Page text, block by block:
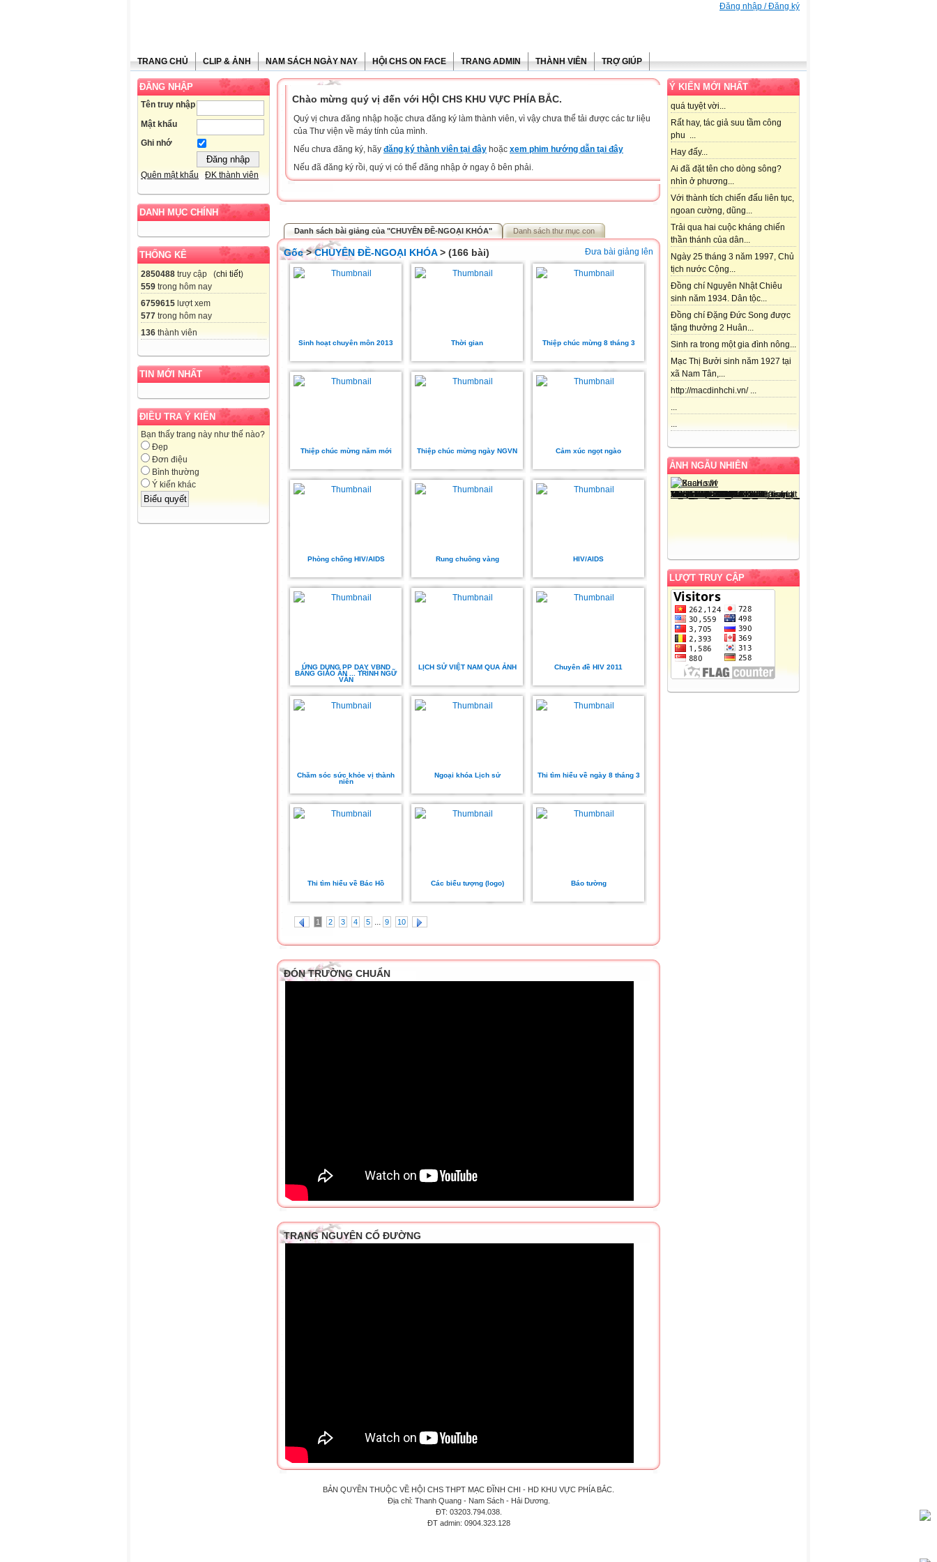
Đăng nhập / Đăng ký
TRANG CHỦ CLIP & ẢNH NAM SÁCH NGÀY NAY HỘI CHS ON FACE TRANG ADMIN THÀNH VIÊN TRỢ GIÚP
ĐĂNG NHẬP
Tên truy nhập
Mật khẩu
Ghi nhớ
Quên mật khẩu ĐK thành viên
DANH MỤC CHÍNH
THỐNG KÊ
2850488 truy cập (chi tiết)
559 trong hôm nay
6759615 lượt xem
577 trong hôm nay
136 thành viên
TIN MỚI NHẤT
ĐIỀU TRA Ý KIẾN
Bạn thấy trang này như thế nào?
Đẹp
Đơn điệu
Bình thường
Ý kiến khác
Ý KIẾN MỚI NHẤT
quá tuyệt vời...
Rất hay, tác giả suu tầm công
phu ...
Hay đấy...
Ai đã đặt tên cho dòng sông?
nhìn ở phương...
Với thành tích chiến đấu liên tục,
ngoan cường, dũng...
Trải qua hai cuộc kháng chiến
thần thánh của dân...
Ngày 25 tháng 3 năm 1997, Chủ
tịch nước Cộng...
Đồng chí Nguyên Nhật Chiêu
sinh năm 1934. Dân tộc...
Đồng chí Đặng Đức Song được
tặng thưởng 2 Huân...
Sinh ra trong một gia đình nông...
Mạc Thị Bưởi sinh năm 1927 tại
xã Nam Tân,...
http://macdinhchi.vn/ ...
...
...
ẢNH NGẪU NHIÊN
LƯỢT TRUY CẬP
Chào mừng quý vị đến với HỘI CHS KHU VỰC PHÍA BẮC.
Quý vị chưa đăng nhập hoặc chưa đăng ký làm thành viên, vì vậy chưa thể tải được các tư liệu
của Thư viện về máy tính của mình.
Nếu chưa đăng ký, hãy đăng ký thành viên tại đây hoặc xem phim hướng dẫn tại đây
Nếu đã đăng ký rồi, quý vị có thể đăng nhập ở ngay ô bên phải.
Danh sách bài giảng của "CHUYÊN ĐỀ-NGOẠI KHÓA" Danh sách thư mục con
Đưa bài giảng lên
Gốc>CHUYÊN ĐỀ-NGOẠI KHÓA> (166 bài)
Sinh hoạt chuyên môn 2013 Thời gian Thiệp chúc mừng 8 tháng 3
Thiệp chúc mừng năm mới Thiệp chúc mừng ngày NGVN Cảm xúc ngọt ngào
Phòng chống HIV/AIDS Rung chuông vàng HIV/AIDS
ỨNG DỤNG PP DẠY VBND
BẰNG GIÁO ÁN ... TRÌNH NGỮ
VĂN
LỊCH SỬ VIỆT NAM QUA ẢNH Chuyên đề HIV 2011
Chăm sóc sức khỏe vị thành
niên
Ngoại khóa Lịch sử Thi tìm hiểu về ngày 8 tháng 3
Thi tìm hiểu về Bác Hồ Các biểu tượng (logo) Báo tường
1 2 3 4 5 ... 9 10
ĐÓN TRƯỜNG CHUẨN
TRẠNG NGUYÊN CỔ ĐƯỜNG
BẢN QUYỀN THUỘC VỀ HỘI CHS THPT MẠC ĐĨNH CHI - HD KHU VỰC PHÍA BẮC.
Địa chỉ: Thanh Quang - Nam Sách - Hải Dương.
ĐT: 03203.794.038.
ĐT admin: 0904.323.128